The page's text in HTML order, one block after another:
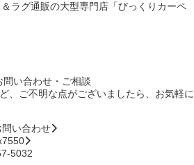
ラグ通販の大型専門店「びっくりカーペ
、ご不明な点がございましたら、お気軽に
問い合わせ
5032